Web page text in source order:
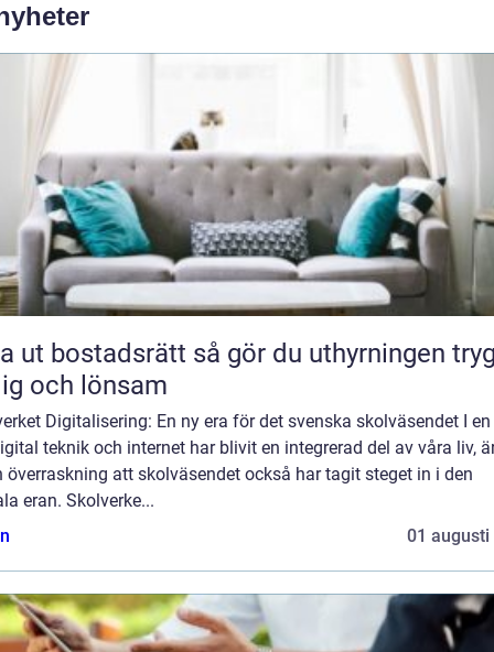
så gör du uthyrningen trygg,
och lönsam
Digitalisering: En ny era för det svenska skolväsendet I
teknik och internet har blivit en integrerad del av våra liv,
överraskning att skolväsendet också har tagit steget in i den
eran. Skolverke...
01 augusti